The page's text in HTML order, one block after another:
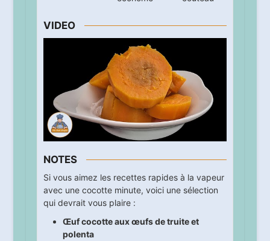
VIDEO
NOTES
Si vous aimez les recettes rapides à la vapeur
avec une cocotte minute, voici une sélection
qui devrait vous plaire :
Œuf cocotte aux œufs de truite et
polenta